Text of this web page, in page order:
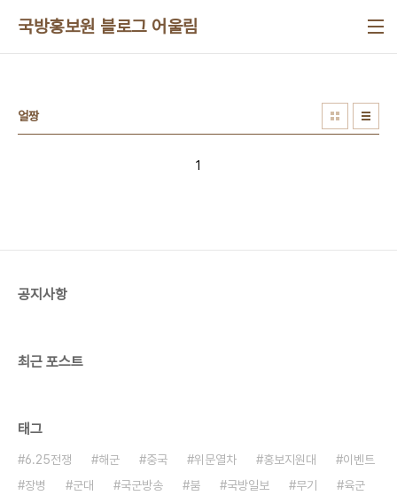
국방홍보원 블로그 어울림
얼짱
1
공지사항
최근 포스트
태그
6.25전쟁 해군 중국 위문열차 홍보지원대
이벤트
장병
군대 국군방송 붐 국방일보 무기
육군